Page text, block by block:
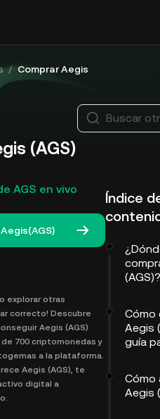
/ Comprar Aegis
(AGS)
AGS en vivo
explorar otras
correcto! Descubre
Aegis (AGS)
700 criptomonedas y
a la plataforma.
Aegis (AGS), te
digital a
Buscar
Índice
(AGS)?
Cómo
Aegis
guía
Cómo
Aegis